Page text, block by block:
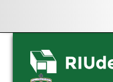
Skip
navigation